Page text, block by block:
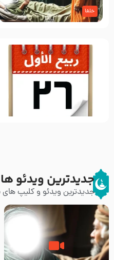
خلفا
جدیدترین ویدئو ها
جدیدترین ویدئو و کلیپ